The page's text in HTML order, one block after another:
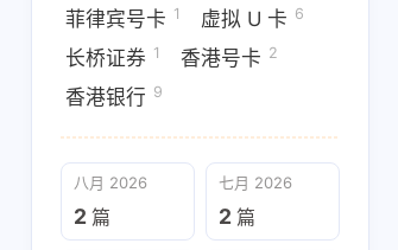
菲律宾号卡 1 虚拟 U 卡 6
长桥证券 1 香港号卡 2
香港银行 9
八月 2026
2 篇
七月 2026
2 篇